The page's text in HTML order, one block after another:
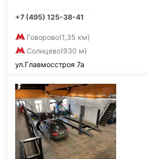
+7 (495) 125-38-41
Говорово(1,35 км)
Солнцево(930 м)
ул.Главмосстроя 7а